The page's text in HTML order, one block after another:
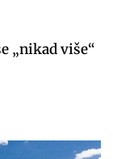
„nikad više“